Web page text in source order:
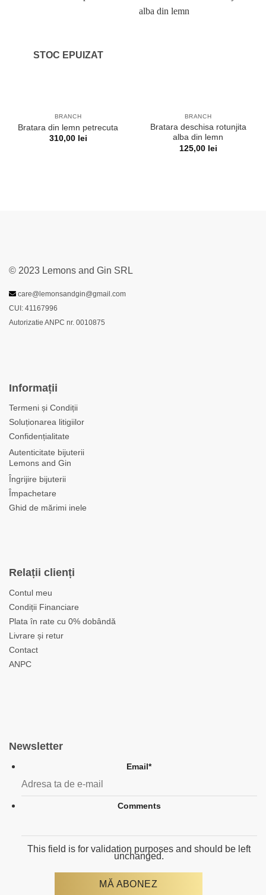
STOC EPUIZAT
BRANCH
Bratara din lemn petrecuta
310,00 lei
BRANCH
Bratara deschisa rotunjita
alba din lemn
125,00 lei
© 2023 Lemons and Gin SRL
care@lemonsandgin@gmail.com
CUI: 41167996
Autorizatie ANPC nr. 0010875
Informații
Termeni și Condiții
Soluționarea litigiilor
Confidențialitate
Autenticitate bijuterii
Lemons and Gin
Îngrijire bijuterii
Împachetare
Ghid de mărimi inele
Relații clienți
Contul meu
Condiții Financiare
Plata în rate cu 0% dobândă
Livrare și retur
Contact
ANPC
Newsletter
Email*
Comments
This field is for validation purposes and should be left
unchanged.